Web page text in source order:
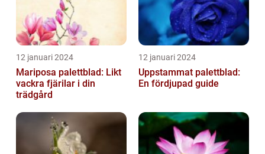
12 januari 2024
Mariposa palettblad: Likt
vackra fjärilar i din
trädgård
12 januari 2024
Uppstammat palettblad:
En fördjupad guide